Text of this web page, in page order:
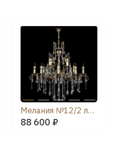
Мелания №12/2 лучик
88 600 ₽